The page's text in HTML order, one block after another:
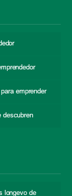
emprender
descubren
longevo de